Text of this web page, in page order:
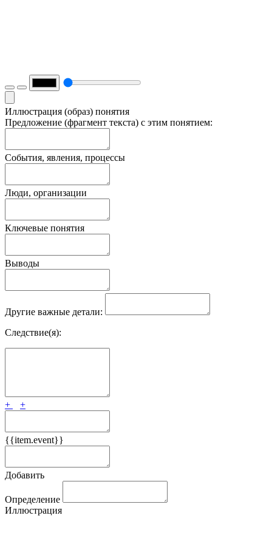
Иллюстрация (образ) понятия
Предложение (фрагмент текста) с этим понятием:
События, явления, процессы
Люди, организации
Ключевые понятия
Выводы
Другие важные детали:
Следствие(я):
+ +
{{item.event}}
Добавить
Определение
Иллюстрация